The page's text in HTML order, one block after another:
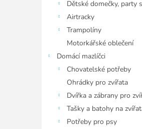
Dětské domečky, party
Airtracky
Trampolíny
Motorkářské oblečení
Domácí mazlíčci
Chovatelské potřeby
Ohrádky pro zvířata
Dvířka a zábrany pro
Tašky a batohy na
Potřeby pro psy